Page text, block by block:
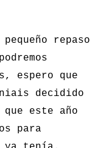
repaso
espero que
decidido
este año
para